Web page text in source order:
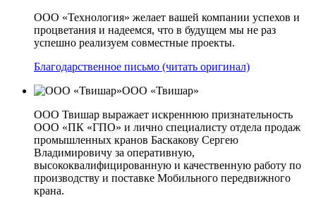
ООО «Технология» желает вашей компании успехов и
процветания и надеемся, что в будущем мы не раз
успешно реализуем совместные проекты.
Благодарственное письмо (читать оригинал)
ООО «Твишар»
ООО Твишар выражает искреннюю признательность
ООО «ПК «ГПО» и лично специалисту отдела продаж
промышленных кранов Баскакову Сергею
Владимировичу за оперативную,
высококвалифицированную и качественную работу по
производству и поставке Мобильного передвижного
крана.